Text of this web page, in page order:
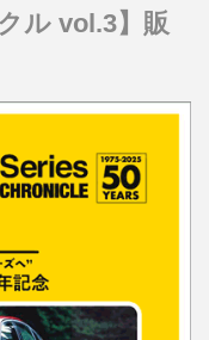
ル vol.3】販